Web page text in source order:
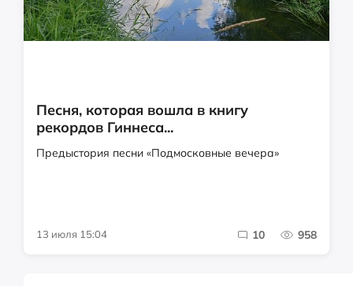
Песня, которая вошла в книгу
рекордов Гиннеса...
Предыстория песни «Подмосковные вечера»
13 июля 15:04 10 958